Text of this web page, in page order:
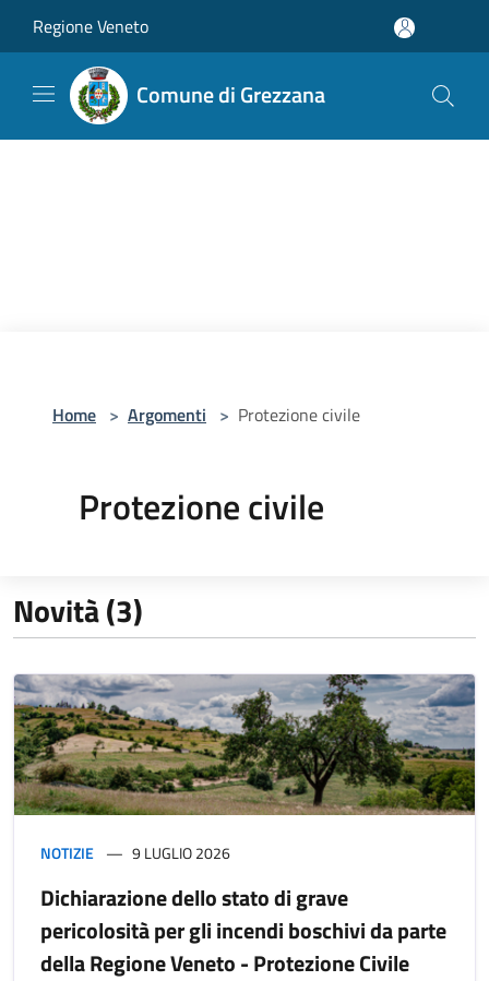
Regione Veneto
Comune di Grezzana
Home > Argomenti > Protezione civile
Protezione civile
Novità (3)
NOTIZIE 9 LUGLIO 2026
Dichiarazione dello stato di grave
pericolosità per gli incendi boschivi da parte
della Regione Veneto - Protezione Civile